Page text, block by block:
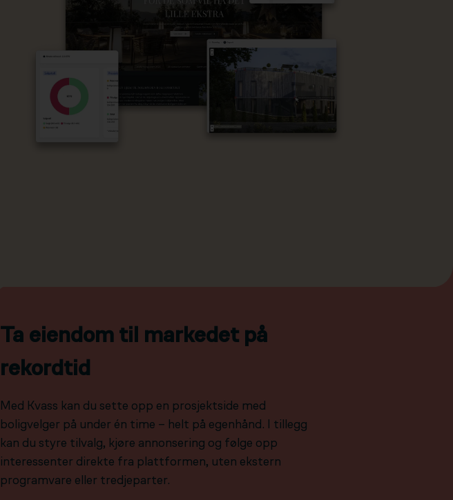
Ta eiendom til markedet på
rekordtid
Med Kvass kan du sette opp en prosjektside med
boligvelger på under én time – helt på egenhånd. I tillegg
kan du styre tilvalg, kjøre annonsering og følge opp
interessenter direkte fra plattformen, uten ekstern
programvare eller tredjeparter.